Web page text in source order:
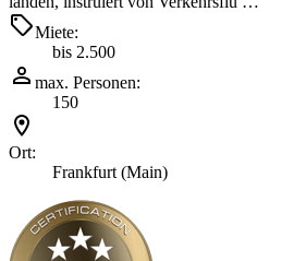
Miete:
bis 2.500
max. Personen:
150
Ort:
Frankfurt (Main)